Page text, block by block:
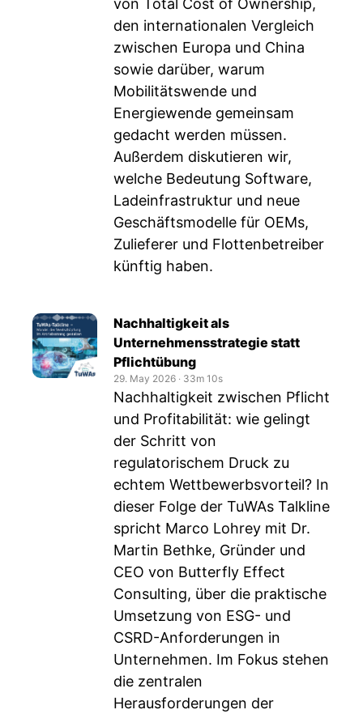
von Total Cost of Ownership,
den internationalen Vergleich
zwischen Europa und China
sowie darüber, warum
Mobilitätswende und
Energiewende gemeinsam
gedacht werden müssen.
Außerdem diskutieren wir,
welche Bedeutung Software,
Ladeinfrastruktur und neue
Geschäftsmodelle für OEMs,
Zulieferer und Flottenbetreiber
künftig haben.
Nachhaltigkeit als
Unternehmensstrategie statt
Pflichtübung
29. May 2026 ‧ 33m 10s
Nachhaltigkeit zwischen Pflicht
und Profitabilität: wie gelingt
der Schritt von
regulatorischem Druck zu
echtem Wettbewerbsvorteil? In
dieser Folge der TuWAs Talkline
spricht Marco Lohrey mit Dr.
Martin Bethke, Gründer und
CEO von Butterfly Effect
Consulting, über die praktische
Umsetzung von ESG- und
CSRD-Anforderungen in
Unternehmen. Im Fokus stehen
die zentralen
Herausforderungen der